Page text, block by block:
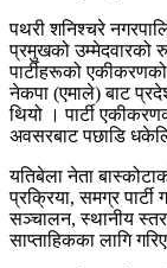
पथरी शनिश्चरे
प्रमुखको उम्मेदवारको
पार्टीहरूको
नेकपा (एमाले) बाट
थियो । पार्टी
अवसरबाट पछाडि
यतिबेला नेता
प्रक्रिया, समग्र
सञ्चालन, स्थानीय
साप्ताहिकका लागि